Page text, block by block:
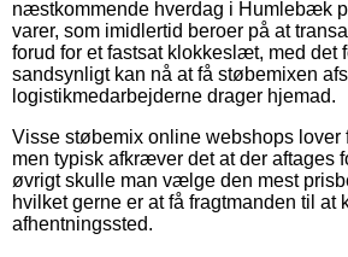
næstkommende hverdag i Humlebæk
varer, som imidlertid beroer på at
forud for et fastsat klokkeslæt, med det
sandsynligt kan nå at få støbemixen
logistikmedarbejderne drager hjemad.
Visse støbemix online webshops lover
men typisk afkræver det at der aftages
øvrigt skulle man vælge den mest
hvilket gerne er at få fragtmanden til at
afhentningssted.